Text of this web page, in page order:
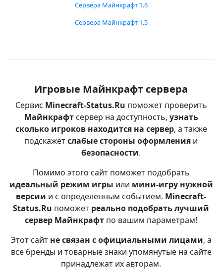
Сервера Майнкрафт 1.6
Сервера Майнкрафт 1.5
Игровые Майнкрафт сервера
Сервис Minecraft-Status.Ru поможет проверить
Майнкрафтсервер на доступность, узнать
сколько игроков находится на сервер, а также
подскажетслабые стороны оформления и
безопасности.
Помимо этого сайт поможет подобрать
идеальный режим игры или мини-игру нужной
версии и с определенным событием. Minecraft-
Status.Ru поможет реально подобрать лучший
сервер Майнкрафт по вашим параметрам!
Этот сайт не связан с официальными лицами, а
все бренды и товарные знаки упомянутые на сайте
принадлежат их авторам.